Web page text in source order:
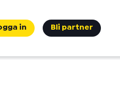
in Bli partner